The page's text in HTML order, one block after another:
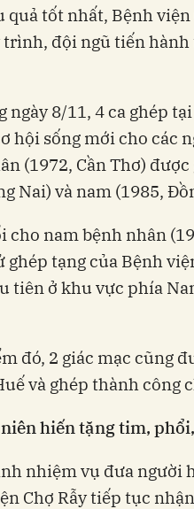
quả tốt nhất, Bệnh
trình, đội ngũ tiến
ngày 8/11, 4 ca ghép
hội sống mới cho các
(1972, Cần Thơ)
Nai) và nam (1985,
cho nam bệnh nhân
ghép tạng của Bệnh
tiên ở khu vực phía
đó, 2 giác mạc cũng
và ghép thành công
hiến tặng tim,
nhiệm vụ đưa người
Chợ Rẫy tiếp tục